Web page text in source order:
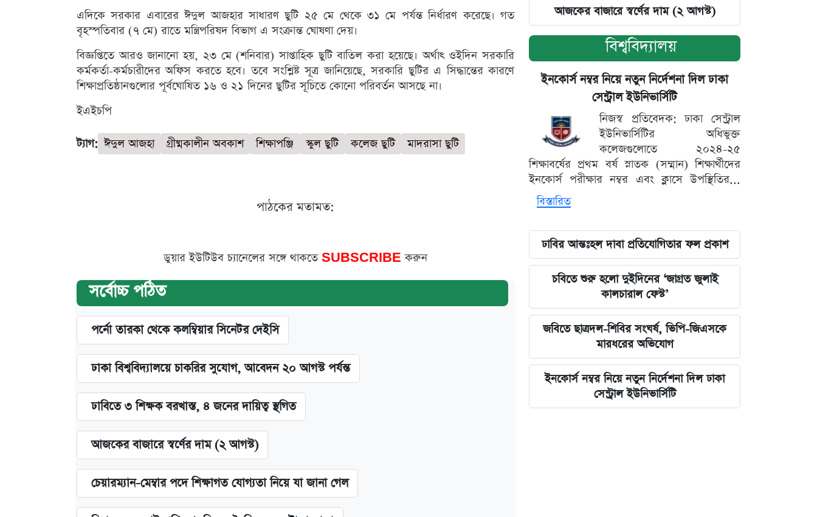
এদিকে সরকার এবারের ঈদুল আজহার সাধারণ ছুটি ২৫ মে থেকে ৩১ মে পর্যন্ত নির্ধারণ করেছে। গত
বৃহস্পতিবার (৭ মে) রাতে মন্ত্রিপরিষদ বিভাগ এ সংক্রান্ত ঘোষণা দেয়।
বিজ্ঞপ্তিতে আরও জানানো হয়, ২৩ মে (শনিবার) সাপ্তাহিক ছুটি বাতিল করা হয়েছে। অর্থাৎ ওইদিন সরকারি
কর্মকর্তা-কর্মচারীদের অফিস করতে হবে। তবে সংশ্লিষ্ট সূত্র জানিয়েছে, সরকারি ছুটির এ সিদ্ধান্তের কারণে
শিক্ষাপ্রতিষ্ঠানগুলোর পূর্বঘোষিত ১৬ ও ২১ দিনের ছুটির সূচিতে কোনো পরিবর্তন আসছে না।
ইএইচপি
ট্যাগ: ঈদুল আজহা গ্রীষ্মকালীন অবকাশ শিক্ষাপঞ্জি স্কুল ছুটি কলেজ ছুটি মাদরাসা ছুটি
পাঠকের মতামত:
ডুয়ার ইউটিউব চ্যানেলের সঙ্গে থাকতে SUBSCRIBEকরুন
সর্বোচ্চ পঠিত
পর্নো তারকা থেকে কলম্বিয়ার সিনেটর দেইসি
ঢাকা বিশ্ববিদ্যালয়ে চাকরির সুযোগ, আবেদন ২০ আগস্ট পর্যন্ত
ঢাবিতে ৩ শিক্ষক বরখাস্ত, ৪ জনের দায়িত্ব স্থগিত
আজকের বাজারে স্বর্ণের দাম (২ আগস্ট)
চেয়ারম্যান-মেম্বার পদে শিক্ষাগত যোগ্যতা নিয়ে যা জানা গেল
আজকের বাজারে স্বর্ণের দাম (২ আগস্ট)
বিশ্ববিদ্যালয়
ইনকোর্স নম্বর নিয়ে নতুন নির্দেশনা দিল ঢাকা
সেন্ট্রাল ইউনিভার্সিটি
নিজস্ব প্রতিবেদক: ঢাকা সেন্ট্রাল
ইউনিভার্সিটির অধিভুক্ত
কলেজগুলোতে ২০২৪-২৫
শিক্ষাবর্ষের প্রথম বর্ষ স্নাতক (সম্মান) শিক্ষার্থীদের
ইনকোর্স পরীক্ষার নম্বর এবং ক্লাসে উপস্থিতির...
বিস্তারিত
ঢাবির আন্তঃহল দাবা প্রতিযোগিতার ফল প্রকাশ
চবিতে শুরু হলো দুইদিনের ‘জাগ্রত জুলাই
কালচারাল ফেস্ট’
জবিতে ছাত্রদল-শিবির সংঘর্ষ, ভিপি-জিএসকে
মারধরের অভিযোগ
ইনকোর্স নম্বর নিয়ে নতুন নির্দেশনা দিল ঢাকা
সেন্ট্রাল ইউনিভার্সিটি